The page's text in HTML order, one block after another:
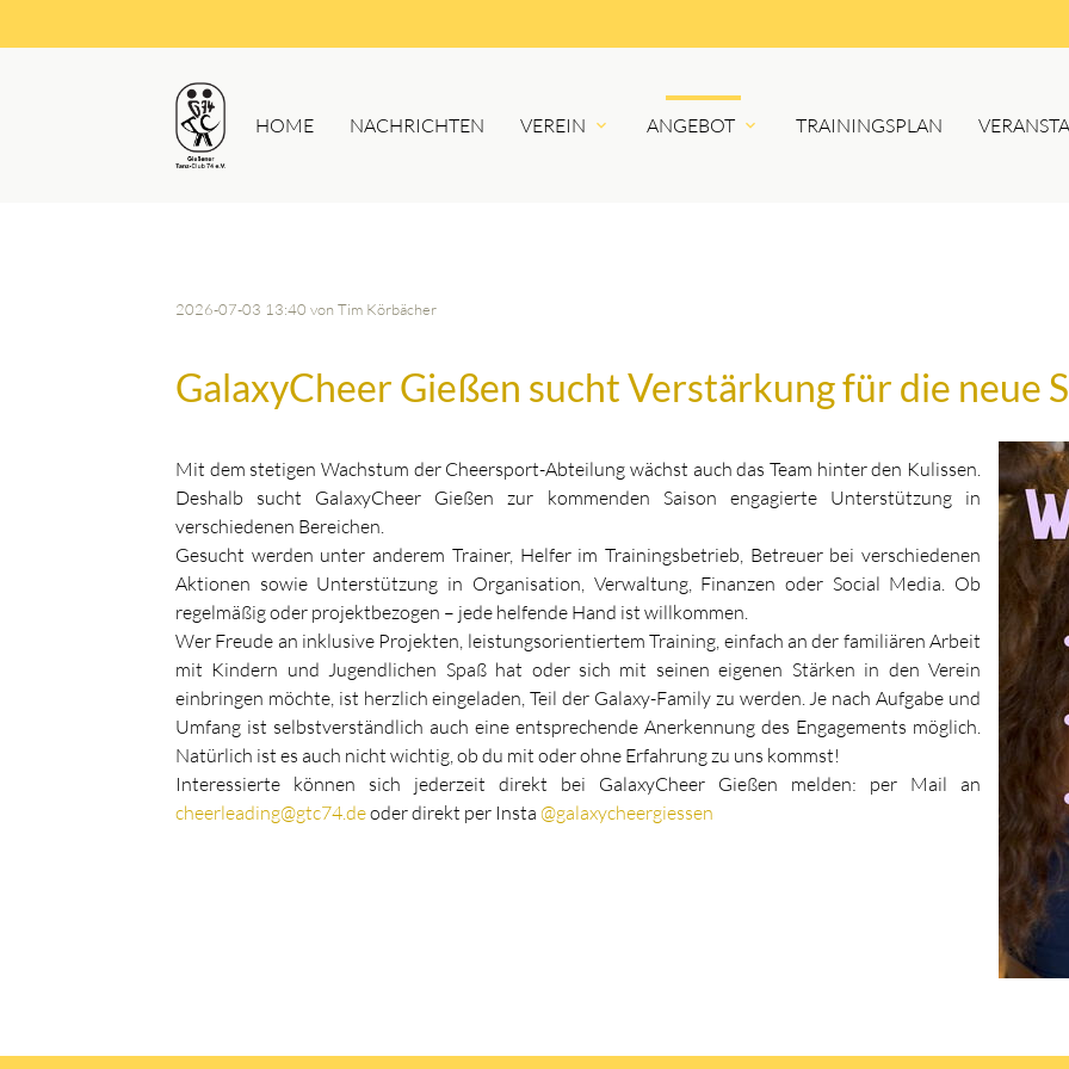
HOME NACHRICHTEN VEREIN ANGEBOT TRAININGSPLAN
2026-07-03 13:40 von Tim Körbächer
GalaxyCheer Gießen sucht Verstärkung für die neue
Mit dem stetigen Wachstum der Cheersport-Abteilung wächst auch das Team hinter den Kulissen.
Deshalb sucht GalaxyCheer Gießen zur kommenden Saison engagierte Unterstützung in
verschiedenen Bereichen.
Gesucht werden unter anderem Trainer, Helfer im Trainingsbetrieb, Betreuer bei verschiedenen
Aktionen sowie Unterstützung in Organisation, Verwaltung, Finanzen oder Social Media. Ob
regelmäßig oder projektbezogen – jede helfende Hand ist willkommen.
Wer Freude an inklusive Projekten, leistungsorientiertem Training, einfach an der familiären Arbeit
mit Kindern und Jugendlichen Spaß hat oder sich mit seinen eigenen Stärken in den Verein
einbringen möchte, ist herzlich eingeladen, Teil der Galaxy-Family zu werden. Je nach Aufgabe und
Umfang ist selbstverständlich auch eine entsprechende Anerkennung des Engagements möglich.
Natürlich ist es auch nicht wichtig, ob du mit oder ohne Erfahrung zu uns kommst!
Interessierte können sich jederzeit direkt bei GalaxyCheer Gießen melden: per Mail an
cheerleading@gtc74.deoder direkt per Insta @galaxycheergiessen